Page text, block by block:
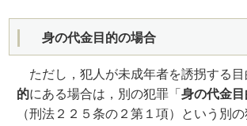
身の代金目的の場合
ただし，犯人が未成年者を誘拐する
的にある場合は，別の犯罪「身の代金
（刑法２２５条の２第１項）という別